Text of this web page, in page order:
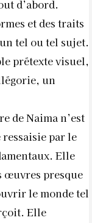
d’abord.
et des traits
tel ou tel sujet.
prétexte visuel,
un
de Naima n’est
par le
Elle
œuvres presque
le monde tel
Elle